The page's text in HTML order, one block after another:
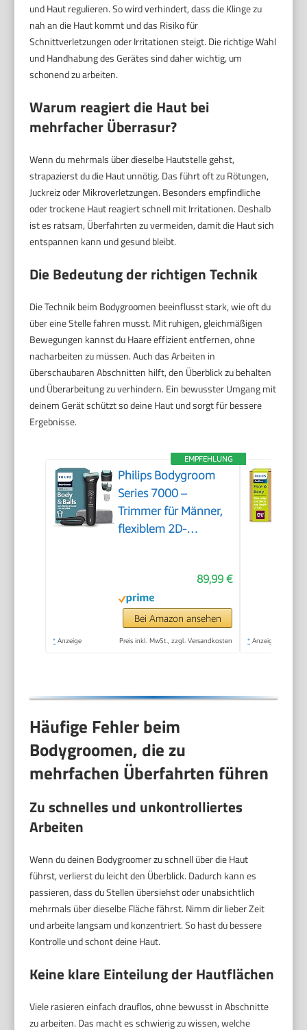
und Haut regulieren. So wird verhindert, dass die Klinge zu
nah an die Haut kommt und das Risiko für
Schnittverletzungen oder Irritationen steigt. Die richtige Wahl
und Handhabung des Gerätes sind daher wichtig, um
schonend zu arbeiten.
Warum reagiert die Haut bei
mehrfacher Überrasur?
Wenn du mehrmals über dieselbe Hautstelle gehst,
strapazierst du die Haut unnötig. Das führt oft zu Rötungen,
Juckreiz oder Mikroverletzungen. Besonders empfindliche
oder trockene Haut reagiert schnell mit Irritationen. Deshalb
ist es ratsam, Überfahrten zu vermeiden, damit die Haut sich
entspannen kann und gesund bleibt.
Die Bedeutung der richtigen Technik
Die Technik beim Bodygroomen beeinflusst stark, wie oft du
über eine Stelle fahren musst. Mit ruhigen, gleichmäßigen
Bewegungen kannst du Haare effizient entfernen, ohne
nacharbeiten zu müssen. Auch das Arbeiten in
überschaubaren Abschnitten hilft, den Überblick zu behalten
und Überarbeitung zu verhindern. Ein bewusster Umgang mit
deinem Gerät schützt so deine Haut und sorgt für bessere
Ergebnisse.
EMPFEHLUNG
Philips Bodygroom
Series 7000 –
Trimmer für Männer,
flexiblem 2D-
Scherköpfe, Nutzung
im Intimbereich,
100% duschfest, 120
89,99 €
Bei Amazon ansehen
* Anzeige Preis inkl. MwSt., zzgl. Versandkosten * Anzeige
Häufige Fehler beim
Bodygroomen, die zu
mehrfachen Überfahrten führen
Zu schnelles und unkontrolliertes
Arbeiten
Wenn du deinen Bodygroomer zu schnell über die Haut
führst, verlierst du leicht den Überblick. Dadurch kann es
passieren, dass du Stellen übersiehst oder unabsichtlich
mehrmals über dieselbe Fläche fährst. Nimm dir lieber Zeit
und arbeite langsam und konzentriert. So hast du bessere
Kontrolle und schont deine Haut.
Keine klare Einteilung der Hautflächen
Viele rasieren einfach drauflos, ohne bewusst in Abschnitte
zu arbeiten. Das macht es schwierig zu wissen, welche